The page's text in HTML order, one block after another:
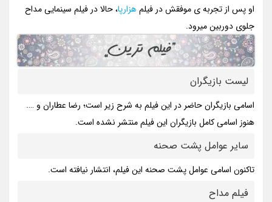
او پس از تجربه ی موفقش در فیلمهزارپا، حالا در فیلم سینمایی مداح
جلوی دوربین میرود.
لیست بازیگران
اسامی بازیگران حاضر در این فیلم به شرح زیر است؛ رضا عطاران و ….
هنوز اسامی کامل بازیگران این فیلم منتشر نشده است.
سایر عوامل پشت صحنه
تاکنون اسامی عوامل پشت صحنه این فیلم، انتشار نیافته است.
فیلم مداح